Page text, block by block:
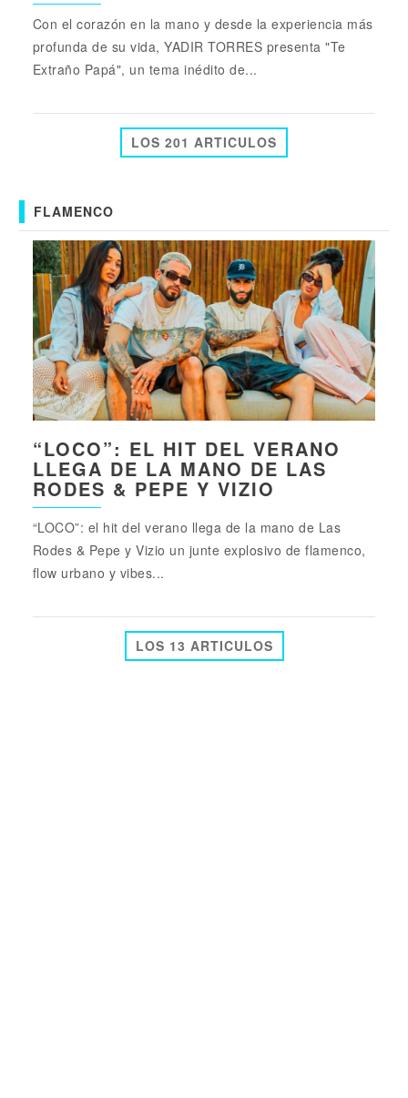
Con el corazón en la mano y desde la experiencia más
profunda de su vida, YADIR TORRES presenta "Te
Extraño Papá", un tema inédito de...
LOS 201 ARTICULOS
FLAMENCO
“LOCO”: EL HIT DEL VERANO
LLEGA DE LA MANO DE LAS
RODES & PEPE Y VIZIO
“LOCO”: el hit del verano llega de la mano de Las
Rodes & Pepe y Vizio un junte explosivo de flamenco,
flow urbano y vibes...
LOS 13 ARTICULOS